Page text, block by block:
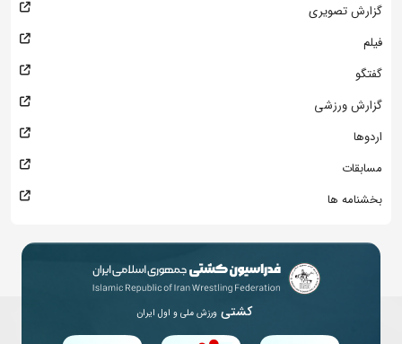
گزارش تصویری
فیلم
گفتگو
گزارش ورزشی
اردوها
مسابقات
بخشنامه ها
کشتی ورزش ملی و اول ایران